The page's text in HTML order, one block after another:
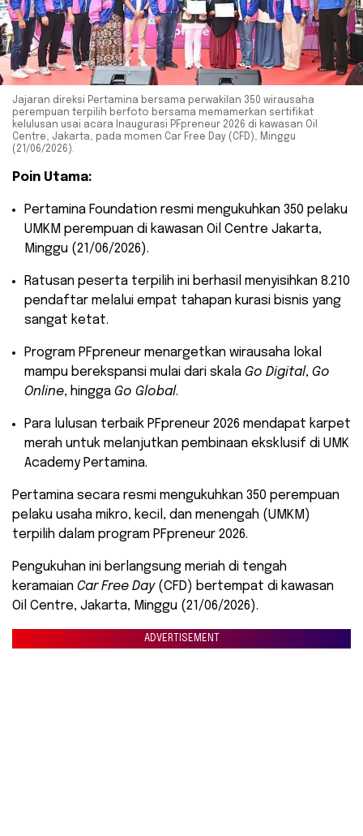
Jajaran direksi Pertamina bersama perwakilan 350 wirausaha
perempuan terpilih berfoto bersama memamerkan sertifikat
kelulusan usai acara Inaugurasi PFpreneur 2026 di kawasan Oil
Centre, Jakarta, pada momen Car Free Day (CFD), Minggu
(21/06/2026).
Poin Utama:
​Pertamina Foundation resmi mengukuhkan 350 pelaku
UMKM perempuan di kawasan Oil Centre Jakarta,
Minggu (21/06/2026).
​Ratusan peserta terpilih ini berhasil menyisihkan 8.210
pendaftar melalui empat tahapan kurasi bisnis yang
sangat ketat.
​Program PFpreneur menargetkan wirausaha lokal
mampu berekspansi mulai dari skala Go Digital, Go
Online, hingga Go Global.
​Para lulusan terbaik PFpreneur 2026 mendapat karpet
merah untuk melanjutkan pembinaan eksklusif di UMK
Academy Pertamina.
​Pertamina secara resmi mengukuhkan 350 perempuan
pelaku usaha mikro, kecil, dan menengah (UMKM)
terpilih dalam program PFpreneur 2026.
Pengukuhan ini berlangsung meriah di tengah
keramaian Car Free Day(CFD) bertempat di kawasan
Oil Centre, Jakarta, Minggu (21/06/2026).
ADVERTISEMENT